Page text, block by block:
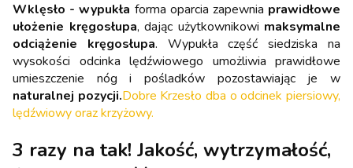
Wklęsło - wypukła forma oparcia zapewnia prawidłowe
ułożenie kręgosłupa, dając użytkownikowi maksymalne
odciążenie kręgosłupa. Wypukła część siedziska na
wysokości odcinka lędźwiowego umożliwia prawidłowe
umieszczenie nóg i pośladków pozostawiając je w
naturalnej pozycji.Dobre Krzesło dba o odcinek piersiowy,
lędźwiowy oraz krzyżowy.
3 razy na tak! Jakość, wytrzymałość,